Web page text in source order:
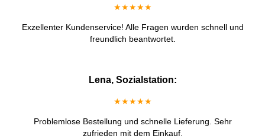
★★★★★
Exzellenter Kundenservice! Alle Fragen wurden schnell und
freundlich beantwortet.
Lena, Sozialstation:
★★★★★
Problemlose Bestellung und schnelle Lieferung. Sehr
zufrieden mit dem Einkauf.